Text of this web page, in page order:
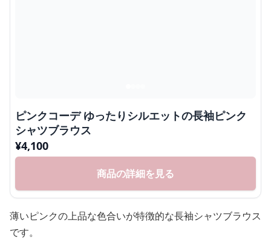
ピンクコーデ ゆったりシルエットの長袖ピンク
シャツブラウス
¥4,100
商品の詳細を見る
薄いピンクの上品な色合いが特徴的な長袖シャツブラウス
です。